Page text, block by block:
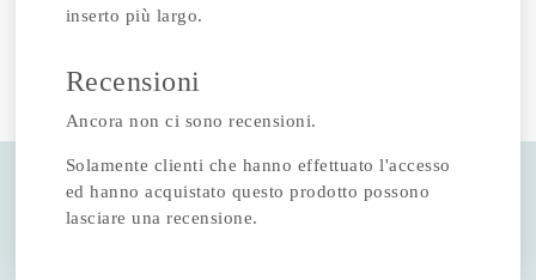
inserto più largo.
Recensioni
Ancora non ci sono recensioni.
Solamente clienti che hanno effettuato l'accesso
ed hanno acquistato questo prodotto possono
lasciare una recensione.